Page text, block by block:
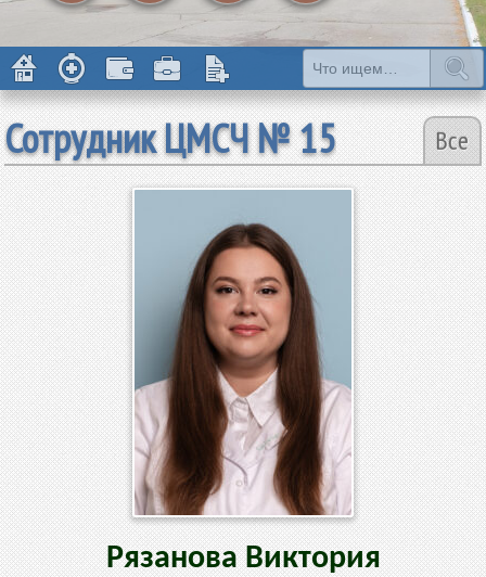
Сотрудник ЦМСЧ № 15 Все
РязановаВиктория